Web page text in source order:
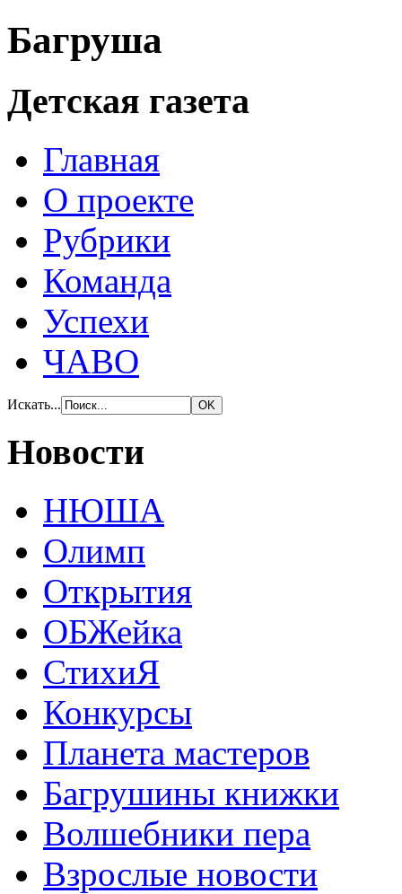
Багруша
Детская газета
Главная
О проекте
Рубрики
Команда
Успехи
ЧАВО
Искать...
Новости
НЮША
Олимп
Открытия
ОБЖейка
СтихиЯ
Конкурсы
Планета мастеров
Багрушины книжки
Волшебники пера
Взрослые новости